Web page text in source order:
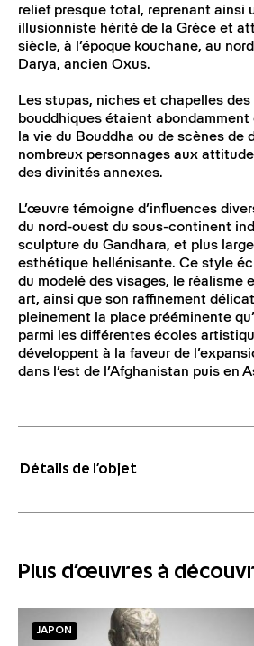
relief presque total, reprenant ainsi
illusionniste hérité de la Grèce et
siècle, à l’époque kouchane, au
Darya, ancien Oxus.
Les stupas, niches et chapelles
bouddhiques étaient abondamment
la vie du Bouddha ou de scènes de
nombreux personnages aux
des divinités annexes.
L’œuvre témoigne d’influences
du nord-ouest du sous-continent
sculpture du Gandhara, et plus
esthétique hellénisante. Ce style
du modelé des visages, le réalisme
art, ainsi que son raffinement
pleinement la place prééminente
parmi les différentes écoles
développent à la faveur de
dans l’est de l’Afghanistan puis en
Détails de l’objet
Plus d'œuvres à
JAPON